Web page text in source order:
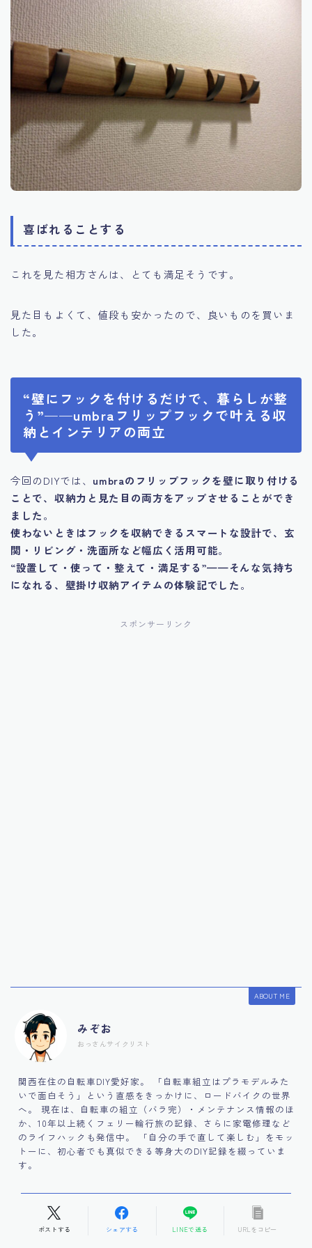
喜ばれることする
これを見た相方さんは、とても満足そうです。
見た目もよくて、値段も安かったので、良いものを買いま
した。
“壁にフックを付けるだけで、暮らしが整
う”——umbraフリップフックで叶える収
納とインテリアの両立
今回のDIYでは、 umbraのフリップフックを壁に取り付ける
ことで、収納力と見た目の両方をアップさせることができ
ました。
使わないときはフックを収納できるスマートな設計で、玄
関・リビング・洗面所など幅広く活用可能。
“設置して・使って・整えて・満足する”——そんな気持ち
になれる、壁掛け収納アイテムの体験記でした。
スポンサーリンク
ABOUT ME
みぞお
おっさんサイクリスト
関西在住の自転車DIY愛好家。 「自転車組立はプラモデルみた
いで面白そう」という直感をきっかけに、ロードバイクの世界
へ。 現在は、自転車の組立（バラ完）・メンテナンス情報のほ
か、10年以上続くフェリー輪行旅の記録、さらに家電修理など
のライフハックも発信中。 「自分の手で直して楽しむ」をモッ
トーに、初心者でも真似できる等身大のDIY記録を綴っていま
す。
ポストする シェアする LINEで送る URLをコピー